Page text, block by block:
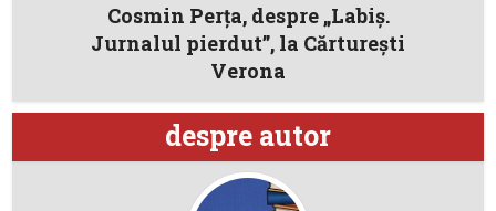
Cosmin Perța, despre „Labiș.
Jurnalul pierdut”, la Cărturești
Verona
despre autor